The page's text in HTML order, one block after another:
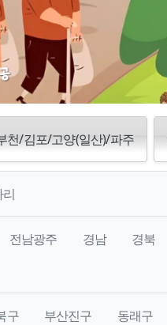
천/김포/고양(일산)/파주
전남광주 경남 경북
구 부산진구 동래구